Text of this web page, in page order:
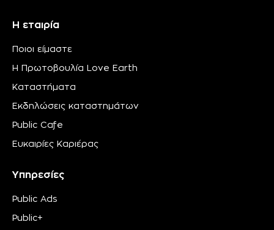
Η εταιρία
Ποιοι είμαστε
Η Πρωτοβουλία Love Earth
Καταστήματα
Εκδηλώσεις καταστημάτων
Public Cafe
Ευκαιρίες Καριέρας
Υπηρεσίες
Public Ads
Public+